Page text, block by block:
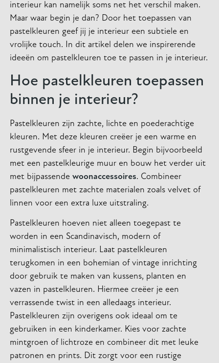
interieur kan namelijk soms net het verschil maken.
Maar waar begin je dan? Door het toepassen van
pastelkleuren geef jij je interieur een subtiele en
vrolijke touch. In dit artikel delen we inspirerende
ideeën om pastelkleuren toe te passen in je interieur.
Hoe pastelkleuren toepassen
binnen je interieur?
Pastelkleuren zijn zachte, lichte en poederachtige
kleuren. Met deze kleuren creëer je een warme en
rustgevende sfeer in je interieur. Begin bijvoorbeeld
met een pastelkleurige muur en bouw het verder uit
met bijpassende woonaccessoires. Combineer
pastelkleuren met zachte materialen zoals velvet of
linnen voor een extra luxe uitstraling.
Pastelkleuren hoeven niet alleen toegepast te
worden in een Scandinavisch, modern of
minimalistisch interieur. Laat pastelkleuren
terugkomen in een bohemian of vintage inrichting
door gebruik te maken van kussens, planten en
vazen in pastelkleuren. Hiermee creëer je een
verrassende twist in een alledaags interieur.
Pastelkleuren zijn overigens ook ideaal om te
gebruiken in een kinderkamer. Kies voor zachte
mintgroen of lichtroze en combineer dit met leuke
patronen en prints. Dit zorgt voor een rustige